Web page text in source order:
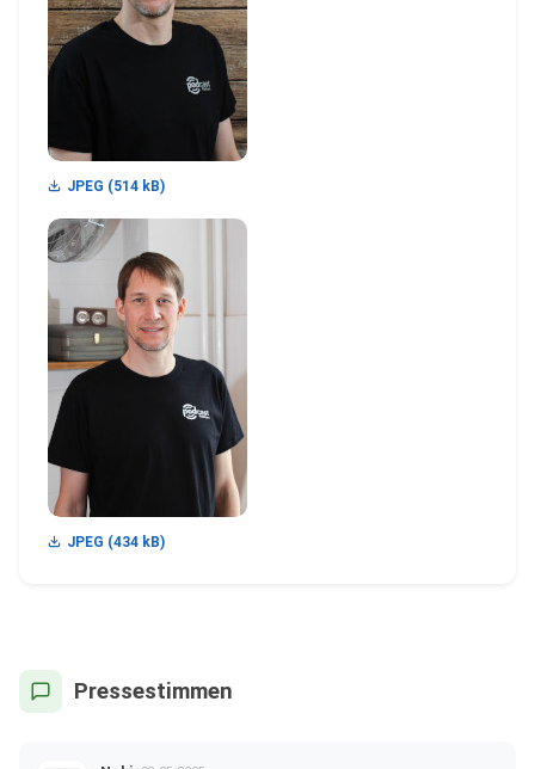
JPEG (514 kB)
JPEG (434 kB)
Pressestimmen